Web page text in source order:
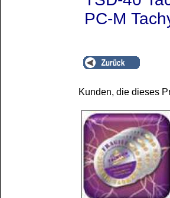
PC-M
Kunden, die dieses